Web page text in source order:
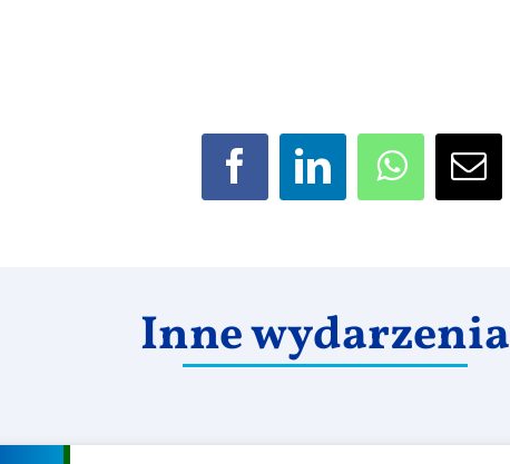
LinkedIn WhatsAppEmail
Inne wydarzenia